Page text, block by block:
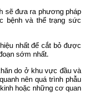
sẽ đưa ra phương pháp
bệnh và thể trạng sức
nhất để cắt bỏ được
sớm nhất.
do ở khu vực đầu và
nên quá trình phẫu
hoặc những cơ quan